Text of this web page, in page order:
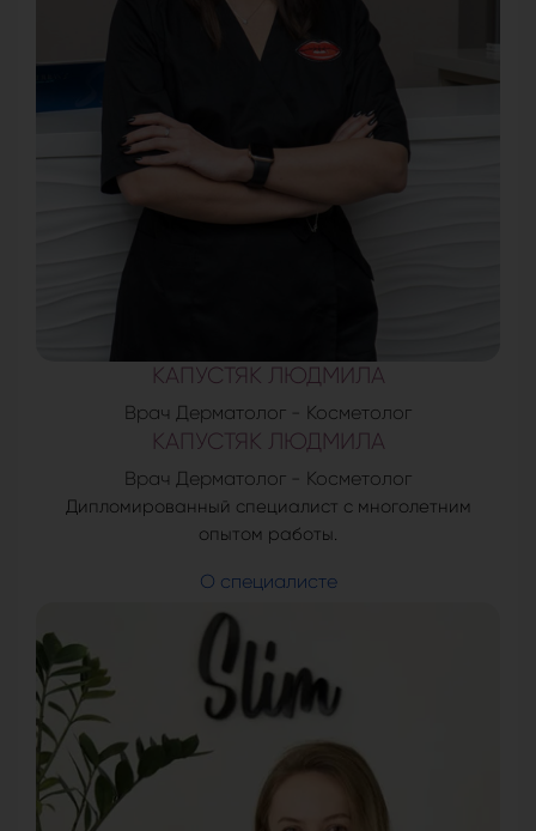
КАПУСТЯК ЛЮДМИЛА
Врач Дерматолог - Косметолог
КАПУСТЯК ЛЮДМИЛА
Врач Дерматолог - Косметолог
Дипломированный специалист с многолетним
опытом работы.
О специалисте